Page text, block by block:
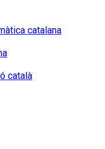
catalana
català